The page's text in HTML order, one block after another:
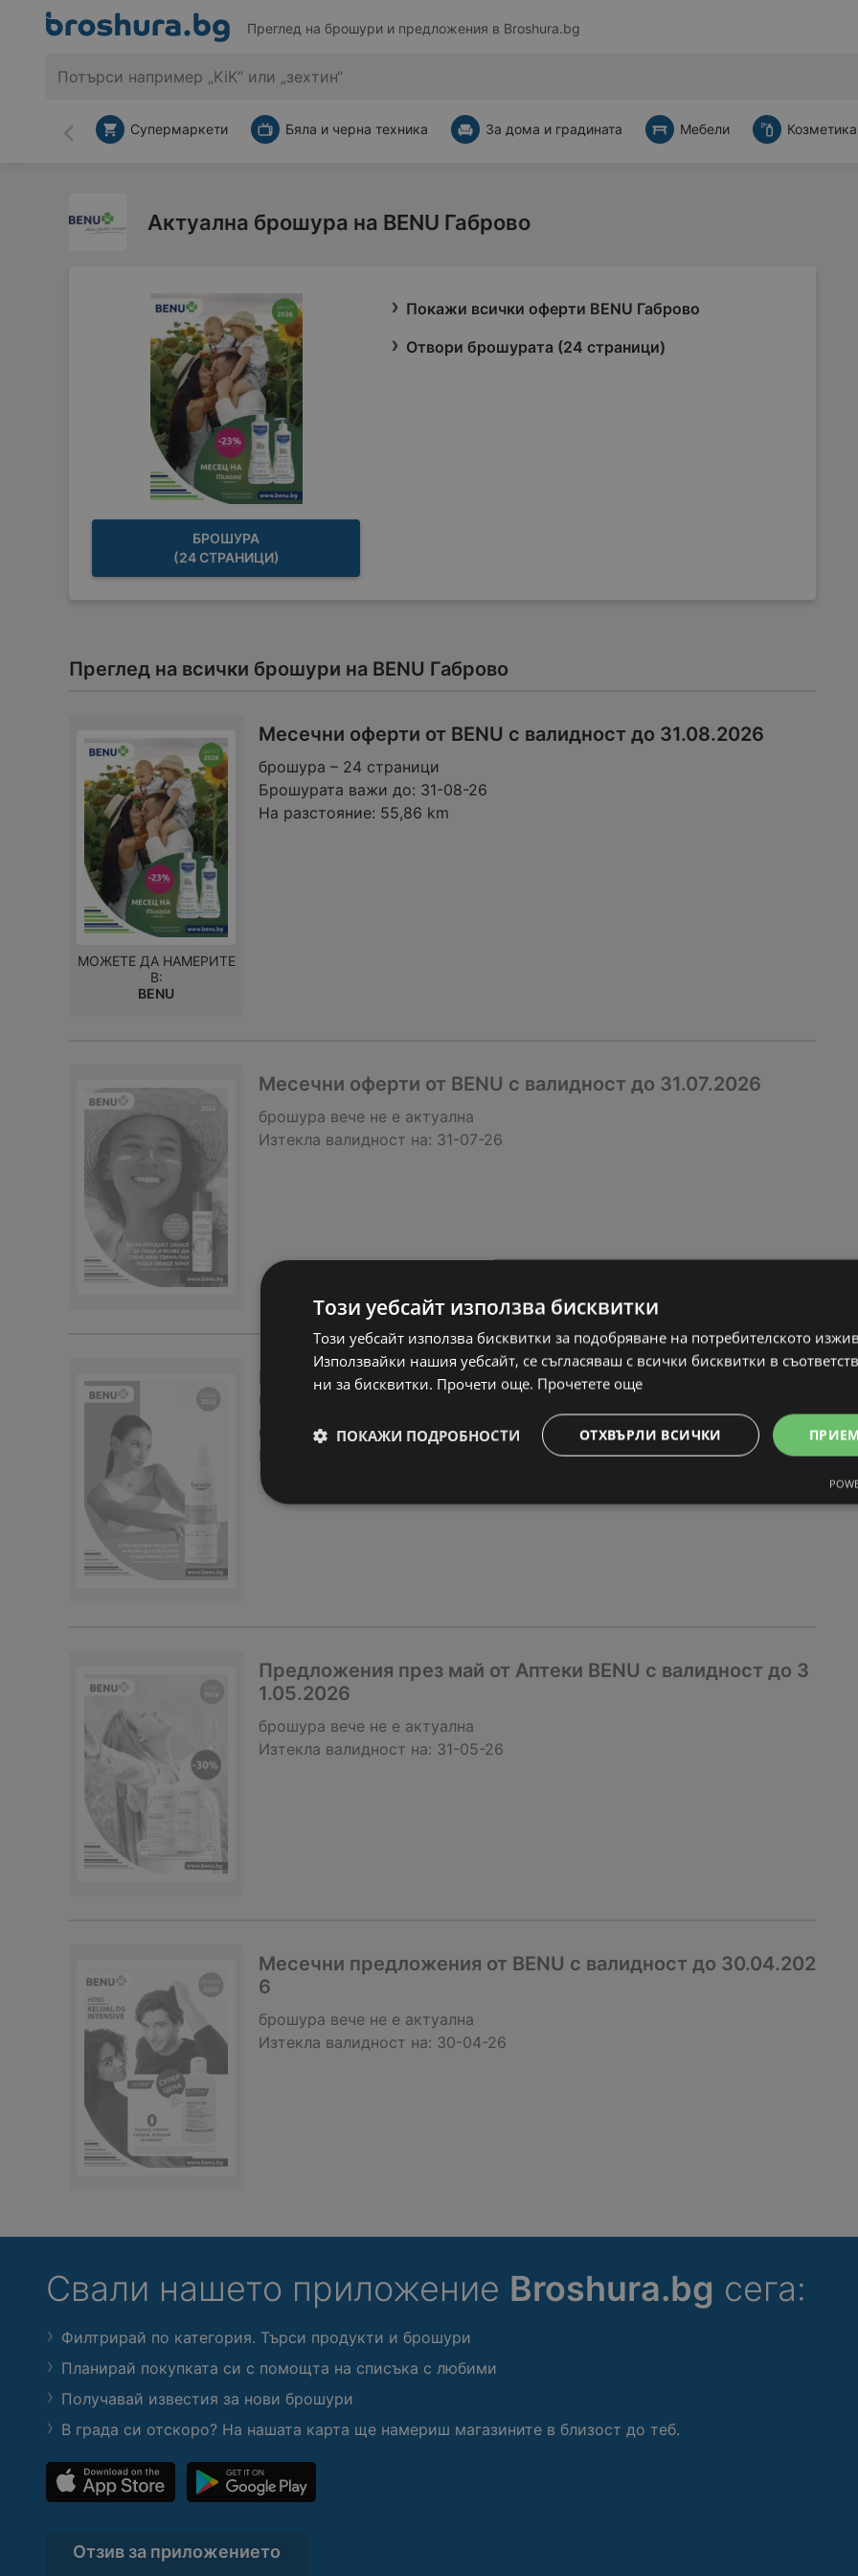
Преглед на брошури и предложения в Broshura.bg
Назад
Супермаркети Бяла и черна техника За дома и градината Мебели Козметика
Актуална брошура на BENU Габрово
БРОШУРА
(24 СТРАНИЦИ)
Покажи всички оферти BENU Габрово
Отвори брошурата (24 страници)
Преглед на всички брошури на BENU Габрово
Месечни оферти от BENU с валидност до 31.08.2026
брошура – 24 страници
Брошурата важи до: 31-08-26
На разстояние: 55,86 km
МОЖЕТЕ ДА НАМЕРИТЕ
В:
BENU
Месечни оферти от BENU с валидност до 31.07.2026
брошура вече не е актуална
Изтекла валидност на: 31-07-26
Месечни предложения от BENU с валидност до 30.06.202
6
брошура вече не е актуална
Изтекла валидност на:
Предложения през май от Аптеки BENU с валидност до 3
1.05.2026
брошура вече не е актуална
Изтекла валидност на: 31-05-26
Месечни предложения от BENU с валидност до 30.04.202
6
брошура вече не е актуална
Изтекла валидност на: 30-04-26
Свали нашето приложение Broshura.bg сега:
Филтрирай по категория. Търси продукти и брошури
Планирай покупката си с помощта на списъка с любими
Получавай известия за нови брошури
В града си отскоро? На нашата карта ще намериш магазините в близост до теб.
Отзив за приложението
Този уебсайт използва бисквитки
Този уебсайт използва бисквитки за подобряване на потребителското
Използвайки нашия уебсайт, се съгласяваш с всички бисквитки в
ни за бисквитки. Прочети още. Прочетете още
ОТХВЪРЛИ ВСИЧКИ
ПОКАЖИ ПОДРОБНОСТИ